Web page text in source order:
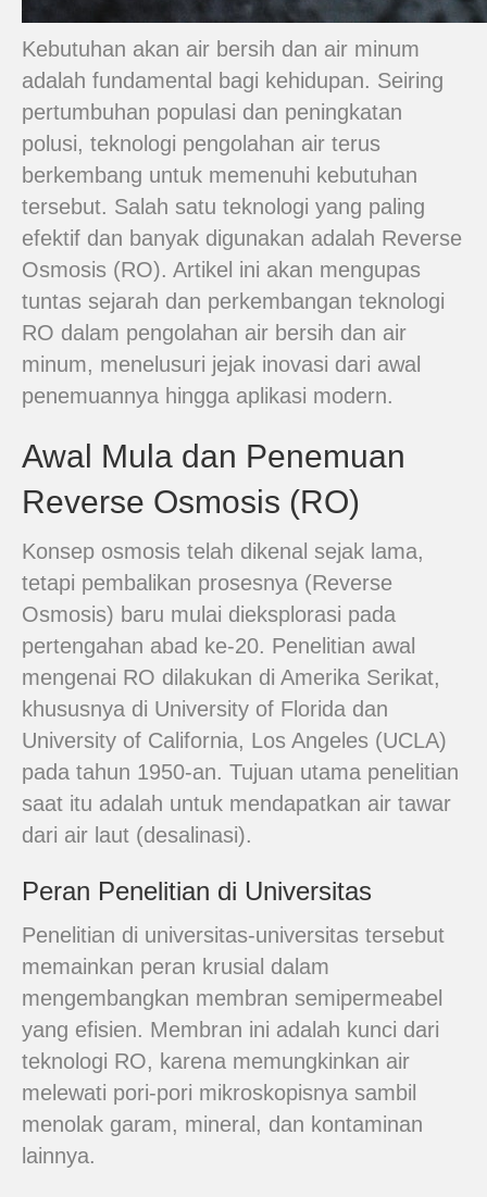
Kebutuhan akan air bersih dan air minum
adalah fundamental bagi kehidupan. Seiring
pertumbuhan populasi dan peningkatan
polusi, teknologi pengolahan air terus
berkembang untuk memenuhi kebutuhan
tersebut. Salah satu teknologi yang paling
efektif dan banyak digunakan adalah Reverse
Osmosis (RO). Artikel ini akan mengupas
tuntas sejarah dan perkembangan teknologi
RO dalam pengolahan air bersih dan air
minum, menelusuri jejak inovasi dari awal
penemuannya hingga aplikasi modern.
Awal Mula dan Penemuan
Reverse Osmosis (RO)
Konsep osmosis telah dikenal sejak lama,
tetapi pembalikan prosesnya (Reverse
Osmosis) baru mulai dieksplorasi pada
pertengahan abad ke-20. Penelitian awal
mengenai RO dilakukan di Amerika Serikat,
khususnya di University of Florida dan
University of California, Los Angeles (UCLA)
pada tahun 1950-an. Tujuan utama penelitian
saat itu adalah untuk mendapatkan air tawar
dari air laut (desalinasi).
Peran Penelitian di Universitas
Penelitian di universitas-universitas tersebut
memainkan peran krusial dalam
mengembangkan membran semipermeabel
yang efisien. Membran ini adalah kunci dari
teknologi RO, karena memungkinkan air
melewati pori-pori mikroskopisnya sambil
menolak garam, mineral, dan kontaminan
lainnya.